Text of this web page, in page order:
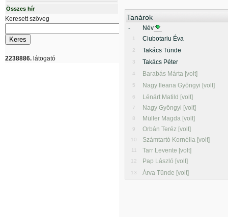
Összes hír
Keresett szöveg
2238886. látogató
Tanárok
- Név
1 Ciubotariu Éva
2 Takács Tünde
3 Takács Péter
4 Barabás Márta [volt]
5 Nagy Ileana Gyöngyi [volt]
6 Lénárt Matild [volt]
7 Nagy Gyöngyi [volt]
8 Müller Magda [volt]
9 Orbán Teréz [volt]
10 Számtartó Kornélia [volt]
11 Tarr Levente [volt]
12 Pap László [volt]
13 Árva Tünde [volt]